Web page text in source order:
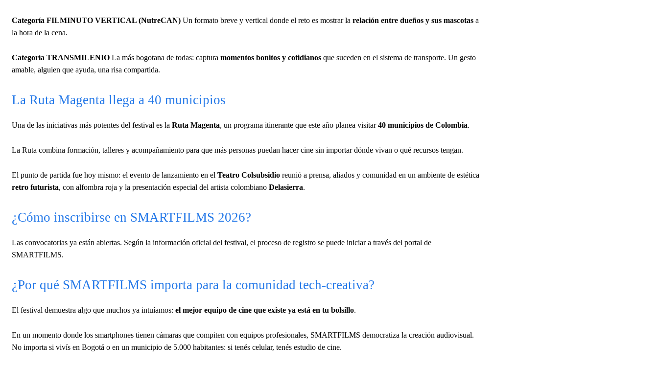
Categoría FILMINUTO VERTICAL (NutreCAN) Un formato breve y vertical donde el reto es mostrar la relación entre dueños y sus mascotas a
la hora de la cena.
Categoría TRANSMILENIO La más bogotana de todas: captura momentos bonitos y cotidianos que suceden en el sistema de transporte. Un gesto
amable, alguien que ayuda, una risa compartida.
La Ruta Magenta llega a 40 municipios
Una de las iniciativas más potentes del festival es la Ruta Magenta, un programa itinerante que este año planea visitar40 municipios de Colombia.
La Ruta combina formación, talleres y acompañamiento para que más personas puedan hacer cine sin importar dónde vivan o qué recursos tengan.
El punto de partida fue hoy mismo: el evento de lanzamiento en el Teatro Colsubsidio reunió a prensa, aliados y comunidad en un ambiente de estética
retro futurista, con alfombra roja y la presentación especial del artista colombiano Delasierra.
¿Cómo inscribirse en SMARTFILMS 2026?
Las convocatorias ya están abiertas. Según la información oficial del festival, el proceso de registro se puede iniciar a través del portal de
SMARTFILMS.
¿Por qué SMARTFILMS importa para la comunidad tech-creativa?
El festival demuestra algo que muchos ya intuíamos: el mejor equipo de cine que existe ya está en tu bolsillo.
En un momento donde los smartphones tienen cámaras que compiten con equipos profesionales, SMARTFILMS democratiza la creación audiovisual.
No importa si vivís en Bogotá o en un municipio de 5.000 habitantes: si tenés celular, tenés estudio de cine.